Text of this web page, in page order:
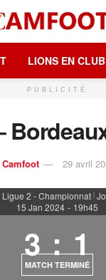
LIONS EN CLUB
PUBLICITÉ
29 avril
Ligue 2 - Championnat |
15 Jan 2024 - 19h45
3 : 1
MATCH TERMINÉ